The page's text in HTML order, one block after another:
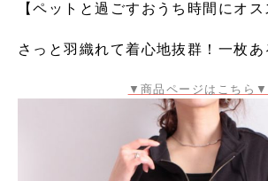
【ペットと過ごすおうち時間にオス
さっと羽織れて着心地抜群！一枚
▼商品ページはこちら▼